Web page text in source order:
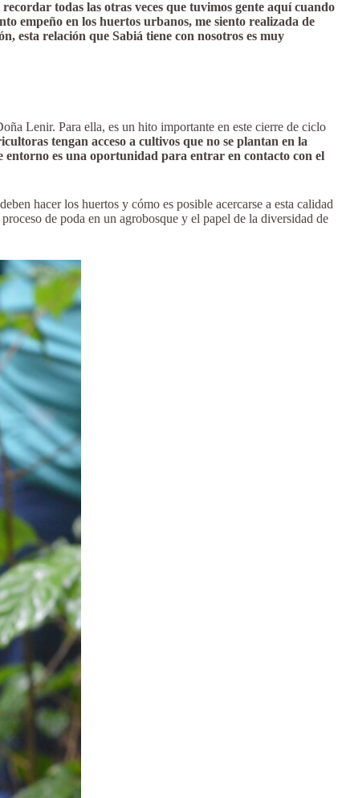
todas las otras veces que tuvimos gente aquí cuando
empeño en los huertos urbanos, me siento realizada de
esta relación que Sabiá tiene con nosotros es muy
Lenir. Para ella, es un hito importante en este cierre de ciclo
tengan acceso a cultivos que no se plantan en la
entorno es una oportunidad para entrar en contacto con el
hacer los huertos y cómo es posible acercarse a esta calidad
de poda en un agrobosque y el papel de la diversidad de